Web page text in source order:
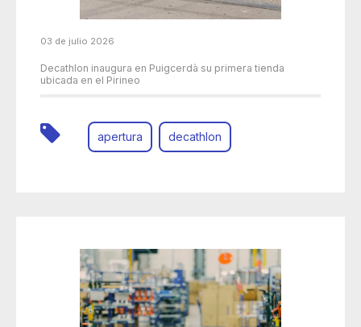
03 de julio 2026
Decathlon inaugura en Puigcerdà su primera tienda
ubicada en el Pirineo
apertura decathlon